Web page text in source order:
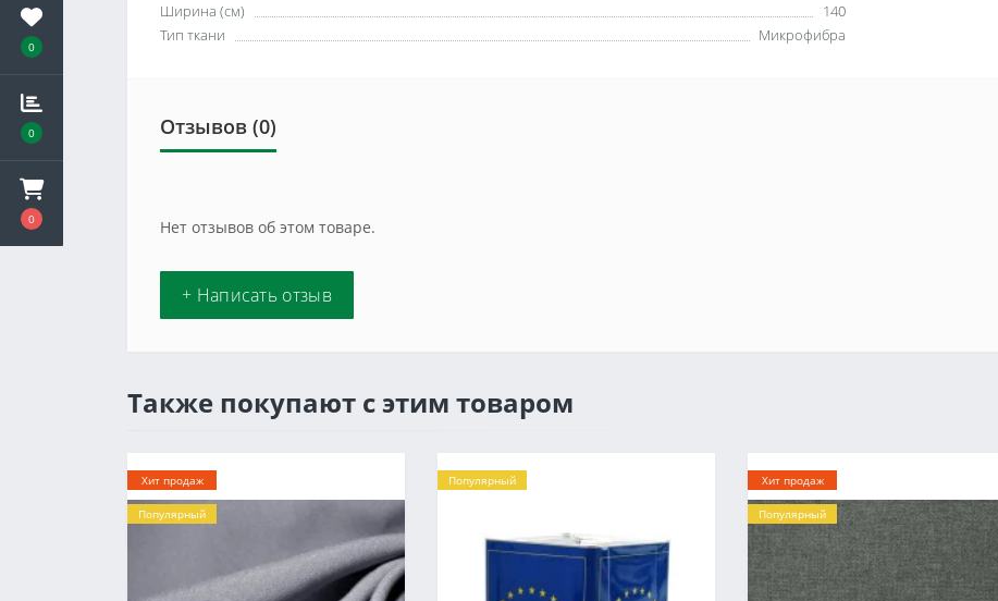
0
0
0
Ширина (см)
140
Тип ткани
Микрофибра
Отзывов (0)
Нет отзывов об этом товаре.
+ Написать отзыв
Также покупают с этим товаром
Хит продаж
Популярный
Популярный Хит продаж
Популярный